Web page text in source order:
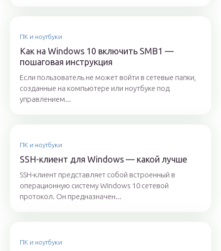
ПК и ноутбуки
Как на Windows 10 включить SMB1 —
пошаговая инструкция
Если пользователь не может войти в сетевые папки,
созданные на компьютере или ноутбуке под
управлением...
ПК и ноутбуки
SSH-клиент для Windows — какой лучше
SSH-клиент представляет собой встроенный в
операционную систему Windows 10 сетевой
протокол. Он предназначен...
ПК и ноутбуки